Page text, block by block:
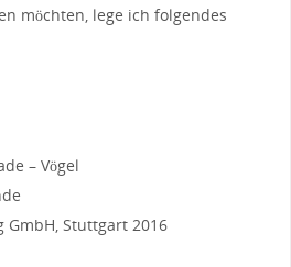
möchten, lege ich folgendes
– Vögel
GmbH, Stuttgart 2016